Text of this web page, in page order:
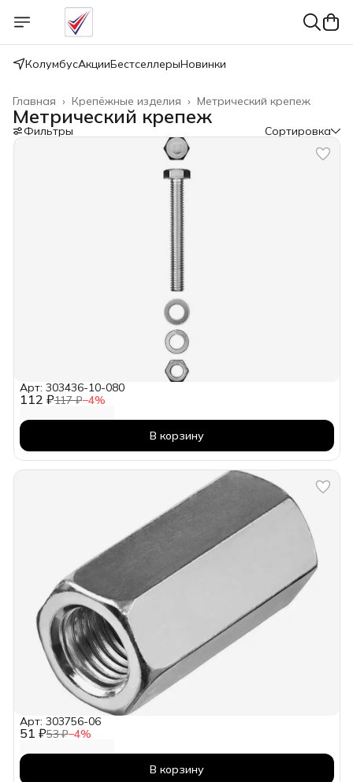
КолумбусАкцииБестселлерыНовинки
Метрический крепеж
Крепёжные изделия ›
Главная ›
Метрический крепеж
Фильтры Сортировка
112 ₽117 ₽−4%
Арт: 303436-10-080
В корзину
51 ₽53 ₽−4%
Арт: 303756-06
В корзину